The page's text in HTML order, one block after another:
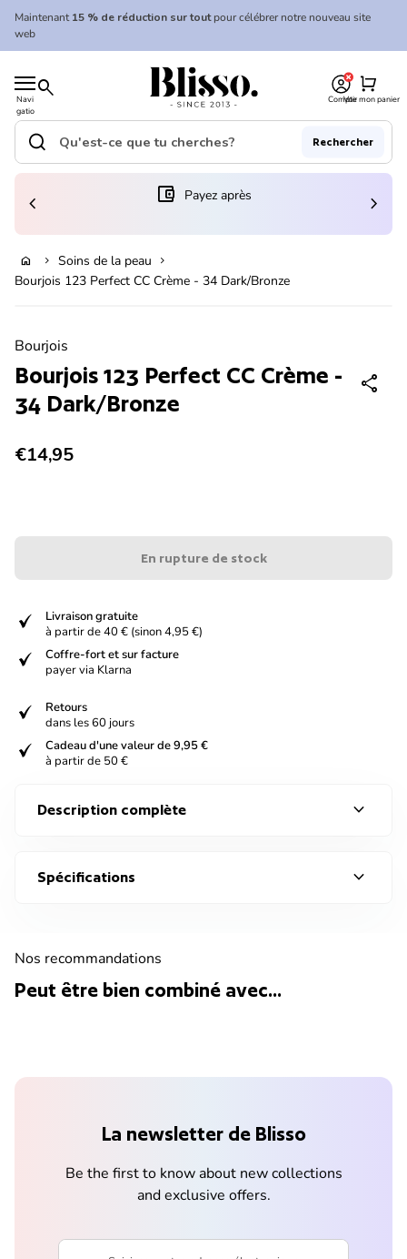
Skip to content
Maintenant15 % de réduction sur toutpour célébrer notre nouveau site
web
Navi
gatio
n
mobil
search
Accueil
CompteVoir mon panier
shopping_cart
Accueil
Recherche"
search Rechercher
(le lien s'ouvre dans un nouvel onglet/fenêtre)
account_balance_wallet Payez après
chevron_left chevron_right
home chevron_right Soins de la peau chevron_right
Bourjois 123 Perfect CC Crème - 34 Dark/Bronze
Bourjois
Bourjois 123 Perfect CC Crème -
34 Dark/Bronze
share
Prix normal
€14,95
En rupture de stock
verified
Livraison gratuite
à partir de 40 € (sinon 4,95 €)
verified
Coffre-fort et sur facture
payer via Klarna
verified
Retours
dans les 60 jours
verified
Cadeau d'une valeur de 9,95 €
à partir de 50 €
Description complète expand_more
Spécifications expand_more
Nos recommandations
Peut être bien combiné avec...
La newsletter de Blisso
Be the first to know about new collections
and exclusive offers.